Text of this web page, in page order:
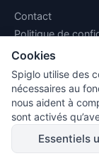
Cookies
Spiglo utilise des
nécessaires au
nous aident à
sont activés
Essentiels
Contact
Politique de
Conditions
Mentions légales
Déclaration
Paramètres des
© 2026 Spiglo.